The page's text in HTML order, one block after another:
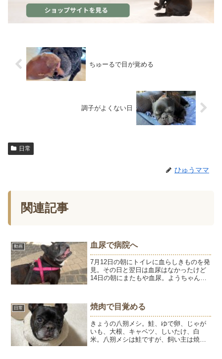
ちゅーるで目が覚める
調子がよくない日
日常
ひゅうママ
関連記事
動画 血尿で病院へ
7月12日の朝にトイレに血らしきものを発
見。その日と翌日は血尿はなかったけど
14日の朝にまたもや血尿。ようちゃん、
病院にも行けないねー。いつもはおでか
け前にトイレに行...
日常 焼肉で目覚める
きょうの八朔メシ。鮭、ゆで卵、じゃが
いも、大根、キャベツ、しいたけ、白
米。八朔メシは鮭ですが、飼い主は焼